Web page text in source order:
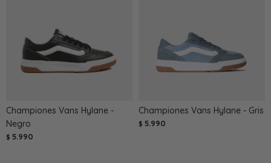
Championes Vans Hylane -
Negro
$ 5.990
Championes Vans Hylane - Gris
$ 5.990